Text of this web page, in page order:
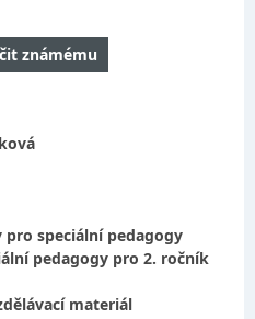
známému
pro speciální pedagogy
pedagogy pro 2. ročník
materiál